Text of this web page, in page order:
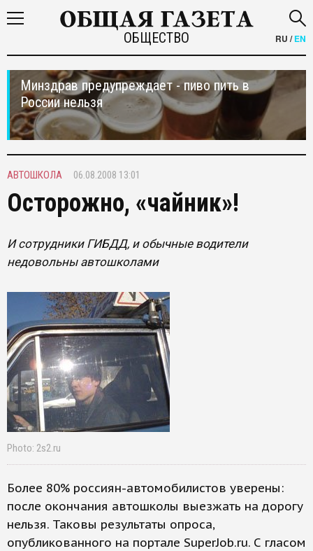
ОБЩЕСТВО RU /EN
Минздрав предупреждает - пиво пить в
России нельзя
АВТОШКОЛА 06.08.2008 13:01
Осторожно, «чайник»!
И сотрудники ГИБДД, и обычные водители
недовольны автошколами
Photo: 2s2.ru
Более 80% россиян-автомобилистов уверены:
после окончания автошколы выезжать на дорогу
нельзя. Таковы результаты опроса,
опубликованного на портале SuperJob.ru. С гласом